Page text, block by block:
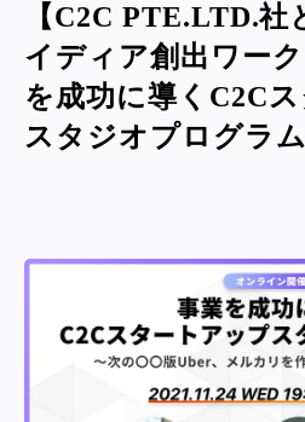
【C2C PTE.LTD.
イディア創出ワー
を成功に導くC2C
スタジオプログラ